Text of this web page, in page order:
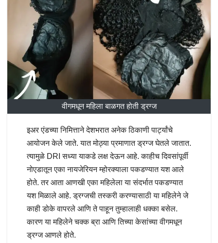
वीगमधून महिला बाळगत होती ड्रग्ज
इअर एंडच्या निमित्ताने देशभरात अनेक ठिकाणी पार्ट्यांचे
आयोजन केले जाते. यात मोठ्या प्रमाणात ड्रग्ज घेतले जातात.
त्यामुळे DRI सध्या याकडे लक्ष देऊन आहे. काहीच दिवसांपूर्वी
नोएडातून एका नायजेरियन म्होरक्याला पकडण्यात यश आले
होते. तर आता आणखी एका महिलेला या संदर्भात पकडण्यात
यश मिळाले आहे. ड्रग्जची तस्करी करण्यासाठी या महिलेने जे
काही डोके वापरले आणि ते पाहून तुम्हालाही धक्का बसेल.
कारण या महिलेने चक्क ब्रा आणि तिच्या केसांच्या वीगमधून
ड्रग्ज आणले होते.